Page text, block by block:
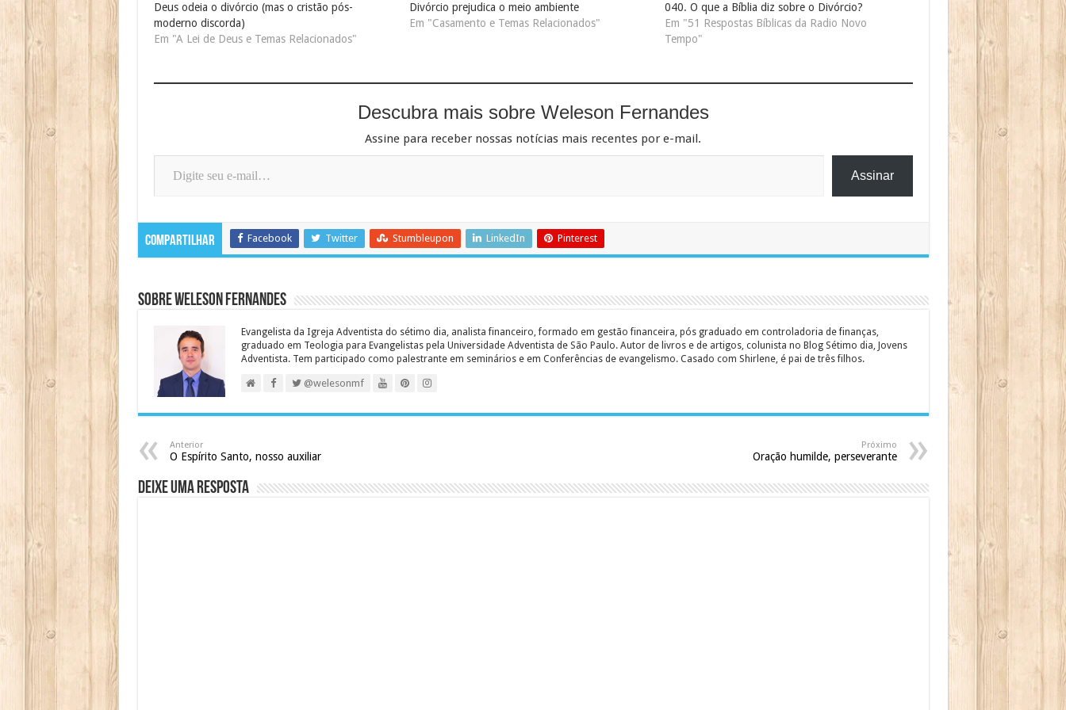
Deus odeia o divórcio (mas o cristão pós-
moderno discorda)
Em "A Lei de Deus e Temas Relacionados"
Divórcio prejudica o meio ambiente
Em "Casamento e Temas Relacionados"
040. O que a Bíblia diz sobre o Divórcio?
Em "51 Respostas Bíblicas da Radio Novo
Tempo"
Descubra mais sobre Weleson Fernandes
Assine para receber nossas notícias mais recentes por e-mail.
Digite seu e-mail…
Assinar
Compartilhar Facebook Twitter Stumbleupon LinkedIn Pinterest
Sobre Weleson Fernandes
Evangelista da Igreja Adventista do sétimo dia, analista financeiro, formado em gestão financeira, pós graduado em controladoria de finanças,
graduado em Teologia para Evangelistas pela Universidade Adventista de São Paulo. Autor de livros e de artigos, colunista no Blog Sétimo dia, Jovens
Adventista. Tem participado como palestrante em seminários e em Conferências de evangelismo. Casado com Shirlene, é pai de três filhos.
@welesonmf
Anterior
O Espírito Santo, nosso auxiliar
Próximo
Oração humilde, perseverante
Deixe uma resposta